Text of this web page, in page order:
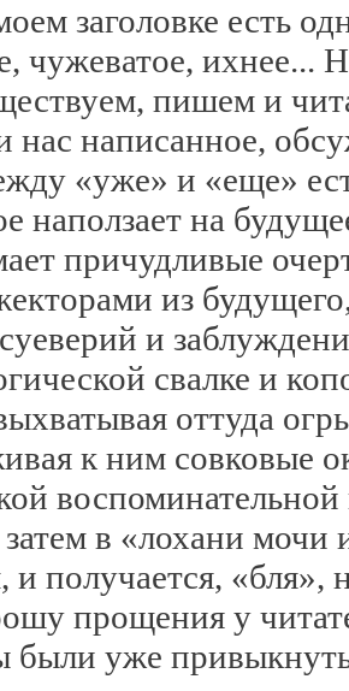
заголовке есть
чужеватое, ихнее...
пишем и
нас написанное,
«уже» и «еще» есть
наползает на
причудливые
из
и
свалке и
оттуда
к ним совковые
в «лохани мочи
и получается,
прощения у
были уже